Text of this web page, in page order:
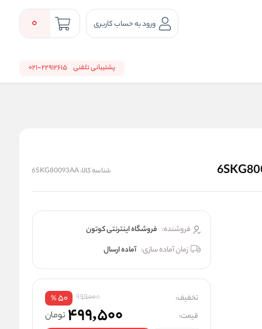
ورود به حساب کاربری 0
پشتیبانی تلفنی 22912615-021
شناسه کالا:6SKG80093AA
فروشنده: فروشگاه اینترنتی کوتون
زمان آماده سازی: آماده ارسال
تخفیف: 999000
50
%
قیمت: 499,500 تومان